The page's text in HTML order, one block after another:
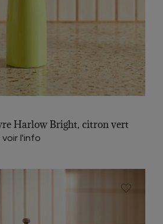
Harlow Bright, citron vert
l'info